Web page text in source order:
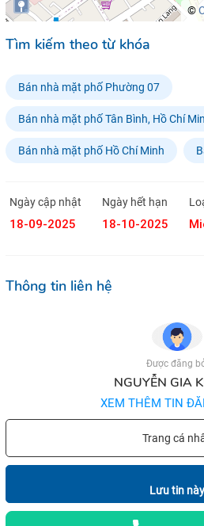
©
Tìm kiếm theo từ khóa
Bán nhà mặt phố Phường 07
Bán nhà mặt phố Tân Bình, Hồ Chí
Bán nhà mặt phố Hồ Chí Minh
Ngày cập nhật
18-09-2025
Ngày hết hạn
18-10-2025
Thông tin liên hệ
Được đăng
NGUYỄN GIA
XEM THÊM TIN
Trang cá
Lưu tin này